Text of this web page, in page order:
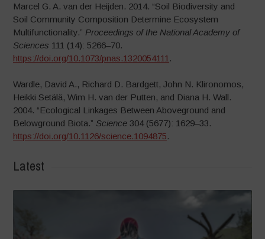
Marcel G. A. van der Heijden. 2014. “Soil Biodiversity and
Soil Community Composition Determine Ecosystem
Multifunctionality.” Proceedings of the National Academy of
Sciences 111 (14): 5266–70.
https://doi.org/10.1073/pnas.1320054111 .
Wardle, David A., Richard D. Bardgett, John N. Klironomos,
Heikki Setälä, Wim H. van der Putten, and Diana H. Wall.
2004. “Ecological Linkages Between Aboveground and
Belowground Biota.” Science 304 (5677): 1629–33.
https://doi.org/10.1126/science.1094875.
Latest